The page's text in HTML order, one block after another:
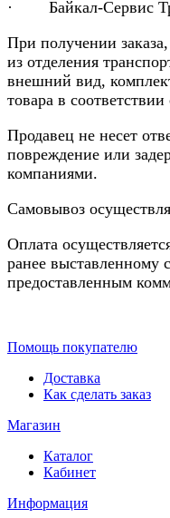
· Байкал-Сервис
При получении
из отделения
внешний вид,
товара в
Продавец не несет
повреждение или
компаниями.
Самовывоз
Оплата
ранее выставленному
предоставленным
Помощь покупателю
Доставка
Как сделать заказ
Магазин
Каталог
Кабинет
Информация